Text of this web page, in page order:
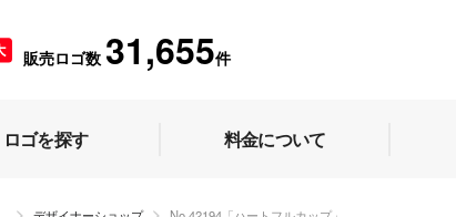
販売ロゴ数 31,655件
ロゴを探す 料金について